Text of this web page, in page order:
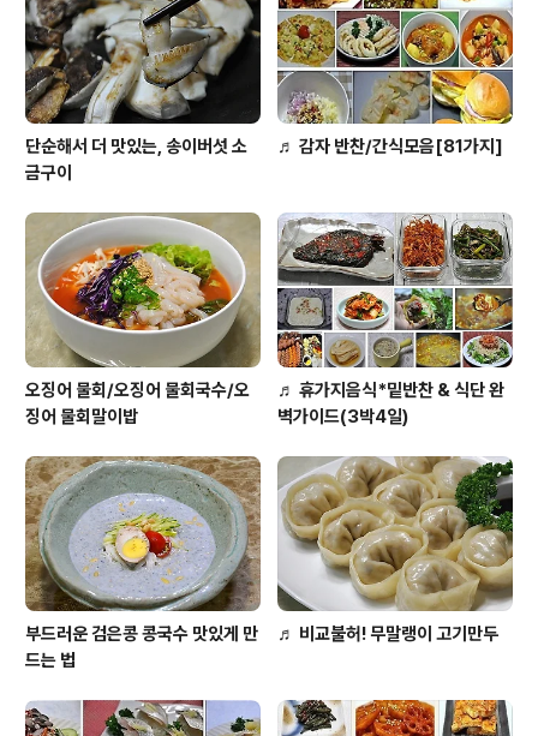
[참고]♬ 명절에 남은 산적과 가래떡을 이용한 또띠아롤
♬ 또띠아(또르띠아)를 ..
단순해서 더 맛있는, 송이버섯 소
금구이
♬ 감자 반찬/간식모음[81가지]
오징어 물회/오징어 물회국수/오
징어 물회말이밥
♬ 휴가지음식*밑반찬 & 식단 완
벽가이드(3박4일)
부드러운 검은콩 콩국수 맛있게 만
드는 법
♬ 비교불허! 무말랭이 고기만두